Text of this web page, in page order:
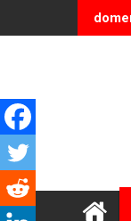
to